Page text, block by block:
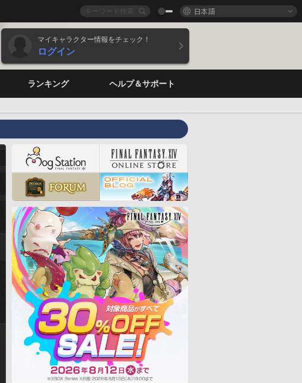
日本語
マイキャラクター情報をチェック！
ログイン
ランキング ヘルプ＆サポート